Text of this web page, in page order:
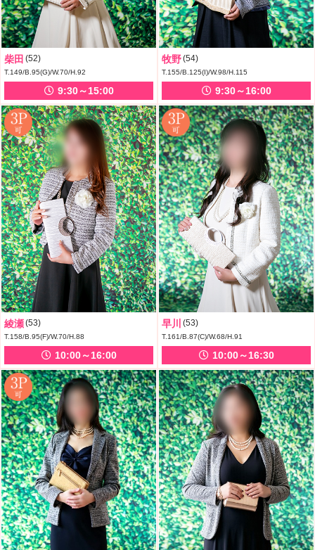
柴田 (52)
T.149/B.95(G)/W.70/H.92
9:30～15:00
牧野(54)
T.155/B.125(I)/W.98/H.115
9:30～16:00
綾瀬(53)
T.158/B.95(F)/W.70/H.88
10:00～16:00
早川 (53)
T.161/B.87(C)/W.68/H.91
10:00～16:30